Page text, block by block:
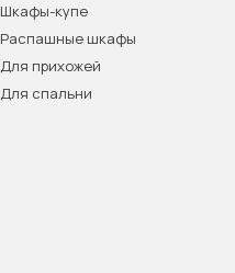
Шкафы-купе
Распашные шкафы
Для прихожей
Для спальни